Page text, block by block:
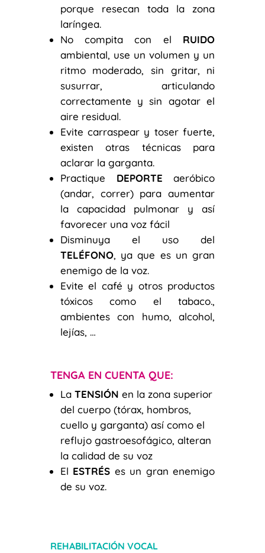
porque resecan toda la zona
laríngea.
No compita con el RUIDO
ambiental, use un volumen y un
ritmo moderado, sin gritar, ni
susurrar, articulando
correctamente y sin agotar el
aire residual.
Evite carraspear y toser fuerte,
existen otras técnicas para
aclarar la garganta.
Practique DEPORTE aeróbico
(andar, correr) para aumentar
la capacidad pulmonar y así
favorecer una voz fácil
Disminuya el uso del
TELÉFONO, ya que es un gran
enemigo de la voz.
Evite el café y otros productos
tóxicos como el tabaco.,
ambientes con humo, alcohol,
lejías, …
TENGA EN CUENTA QUE:
La TENSIÓN en la zona superior
del cuerpo (tórax, hombros,
cuello y garganta) así como el
reflujo gastroesofágico, alteran
la calidad de su voz
El ESTRÉS es un gran enemigo
de su voz.
REHABILITACIÓN VOCAL